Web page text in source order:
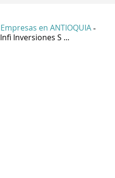
Empresas en ANTIOQUIA -
Infi Inversiones S ...